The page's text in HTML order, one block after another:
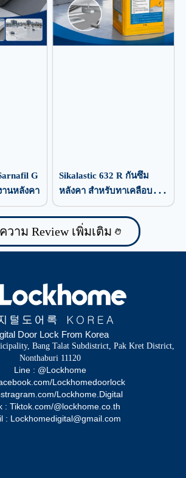
G
านหลังคา
Sikalastic 632 R กันซึม
หลังคา สำหรับทาเคลือบ
ป้องกันน้ำรั่วซึม
วาม Review เพิ่มเติม
Door Lock From Korea
Bang Talat Subdistrict, Pak Kret District,
Nonthaburi 11120
Line : @Lockhome
Lockhomedoorlock
Lockhome.Digital
: Tiktok.com/@lockhome.co.th
: Lockhomedigital@gmail.com